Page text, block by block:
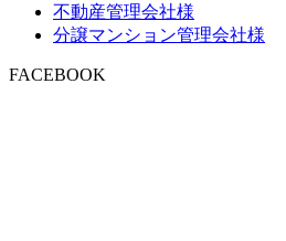
不動産管理会社様
分譲マンション管理会社様
FACEBOOK